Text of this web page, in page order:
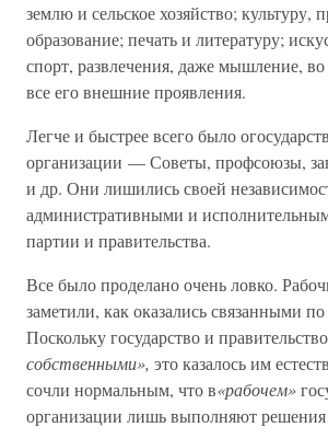
землю и сельское хозяйство; культуру,
образование; печать и литературу;
спорт, развлечения, даже мышление, во
все его внешние проявления.
Легче и быстрее всего было
организации — Советы, профсоюзы,
и др. Они лишились своей
административными и
партии и правительства.
Все было проделано очень ловко.
заметили, как оказались связанными
Поскольку государство и
собственными», это казалось им
сочли нормальным, что в«рабочем»
организации лишь выполняют